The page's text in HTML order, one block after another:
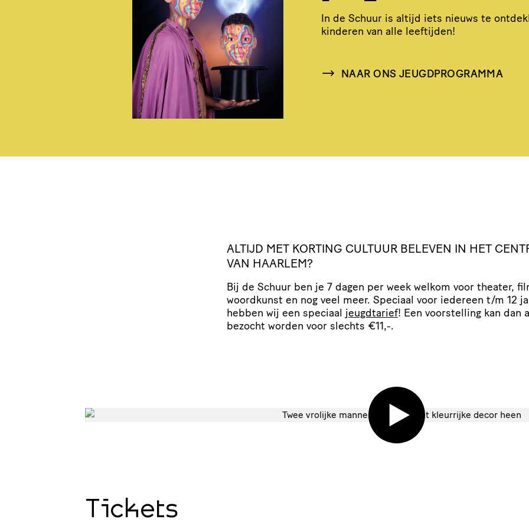
In de Schuur is altijd iets nieuws te
kinderen van alle leeftijden!
NAAR ONS JEUGDPROGRAMMA
ALTIJD MET KORTING CULTUUR BELEVEN IN HET
VAN HAARLEM?
Bij de Schuur ben je 7 dagen per week welkom voor theater,
woordkunst en nog veel meer. Speciaal voor iedereen t/​m 12
hebben wij een speciaal jeugdtarief! Een voor­stel­ling kan dan
bezocht worden voor slechts €11,-.
Tickets